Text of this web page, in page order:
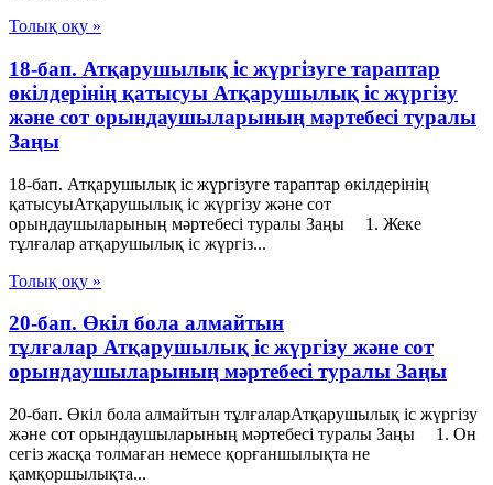
Толық оқу »
18-бап. Атқарушылық iс жүргiзуге тараптар
өкiлдерiнiң қатысуы Атқарушылық iс жүргiзу
және сот орындаушыларының мәртебесi туралы
Заңы
18-бап. Атқарушылық iс жүргiзуге тараптар өкiлдерiнiң
қатысуыАтқарушылық iс жүргiзу және сот
орындаушыларының мәртебесi туралы Заңы 1. Жеке
тұлғалар атқарушылық iс жүргiз...
Толық оқу »
20-бап. Өкiл бола алмайтын
тұлғалар Атқарушылық iс жүргiзу және сот
орындаушыларының мәртебесi туралы Заңы
20-бап. Өкiл бола алмайтын тұлғаларАтқарушылық iс жүргiзу
және сот орындаушыларының мәртебесi туралы Заңы 1. Он
сегiз жасқа толмаған немесе қорғаншылықта не
қамқоршылықта...